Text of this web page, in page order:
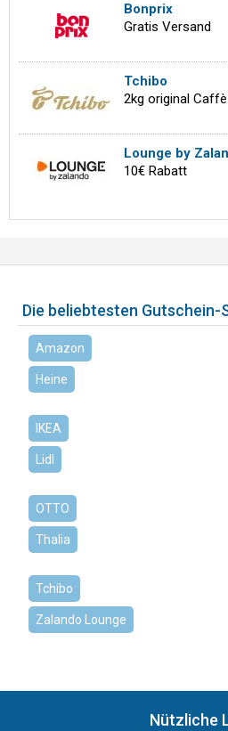
Bonprix
Gratis Versand
Tchibo
2kg original
Lounge by
10€ Rabatt
Die beliebtesten Gutschein-
Amazon
Heine
IKEA
Lidl
OTTO
Thalia
Tchibo
Zalando Lounge
Nützliche